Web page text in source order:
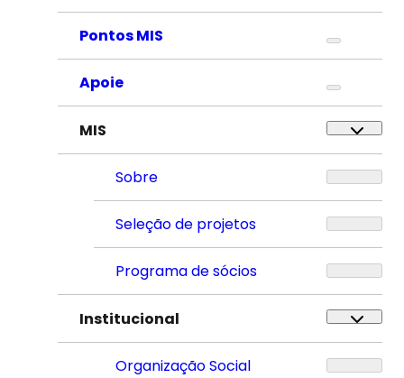
Pontos MIS
Apoie
MIS
Sobre
Seleção de projetos
Programa de sócios
Institucional
Organização Social